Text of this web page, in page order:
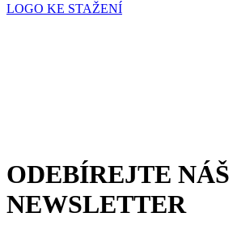
LOGO KE STAŽENÍ
ODEBÍREJTE NÁŠ
NEWSLETTER